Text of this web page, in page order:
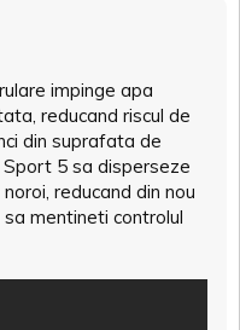
impinge apa
reducand riscul de
din suprafata de
5 sa disperseze
reducand din nou
mentineti controlul